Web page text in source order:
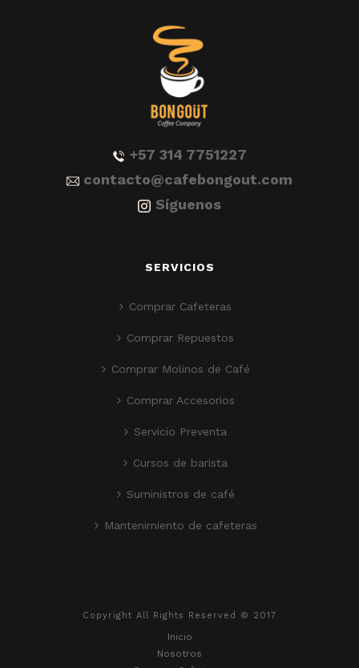
+57 314 7751227
contacto@cafebongout.com
Síguenos
SERVICIOS
Comprar Cafeteras
Comprar Repuestos
Comprar Molinos de Café
Comprar Accesorios
Servicio Preventa
Cursos de barista
Suministros de café
Mantenimiento de cafeteras
Copyright All Rights Reserved © 2017
Inicio
Nosotros